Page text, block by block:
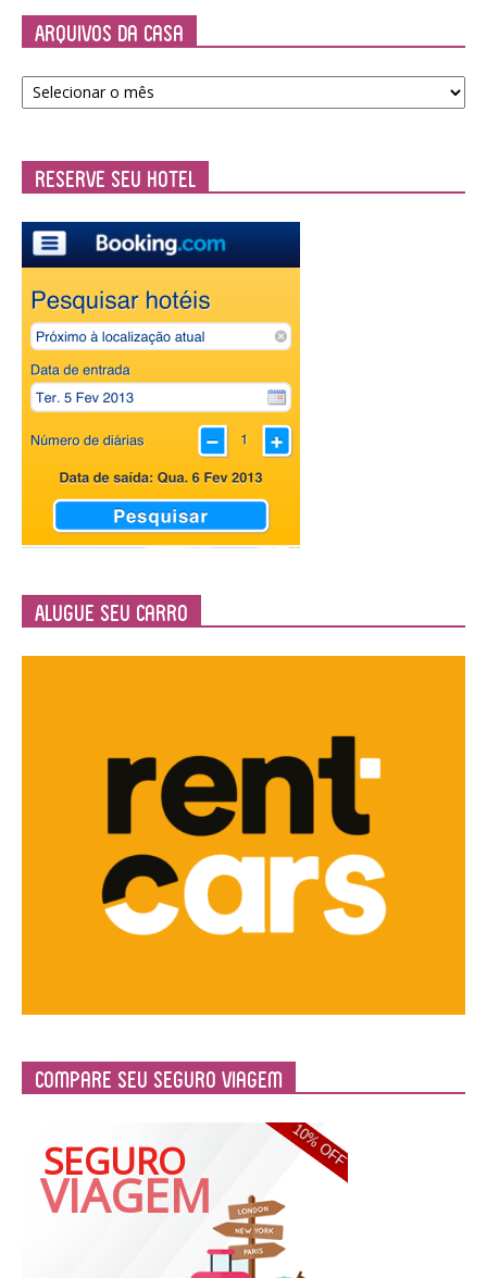
Arquivos da Casa
Arquivos
da
Reserve seu Hotel
Alugue seu Carro
Compare Seu Seguro Viagem